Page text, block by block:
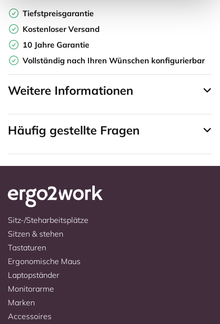
Tiefstpreisgarantie
Kostenloser Versand
10 Jahre Garantie
Vollständig nach Ihren Wünschen konfigurierbar
Weitere Informationen
Häufig gestellte Fragen
Sitz-/Steharbeitsplätze
Sitzen & stehen
Tastaturen
Ergonomische Maus
Laptopständer
Monitorarme
Marken
Accessoires